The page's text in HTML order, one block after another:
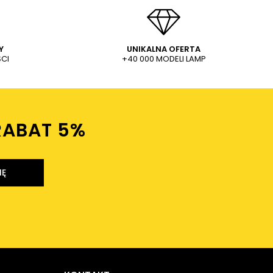
UNIKALNA OFERTA
+40 000 MODELI LAMP
5%ㅤ